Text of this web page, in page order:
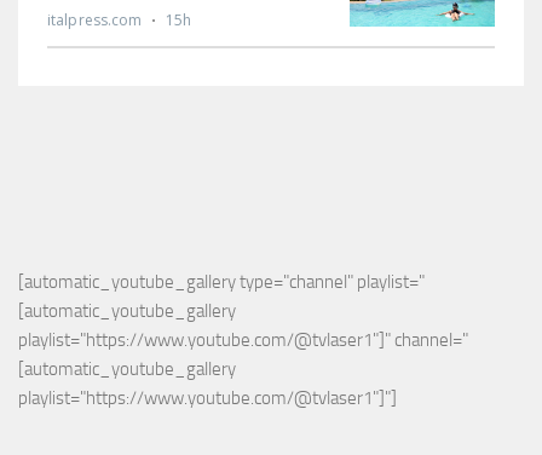
[automatic_youtube_gallery type="channel" playlist="
[automatic_youtube_gallery
playlist="https://www.youtube.com/@tvlaser1"]" channel="
[automatic_youtube_gallery
playlist="https://www.youtube.com/@tvlaser1"]"]